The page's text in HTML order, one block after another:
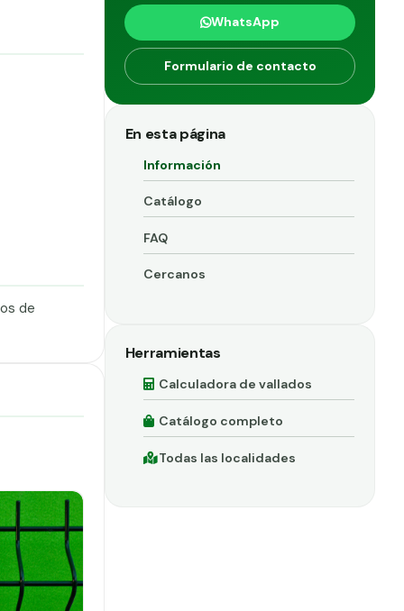
de
WhatsApp
Formulario de contacto
En esta página
Información
Catálogo
FAQ
Cercanos
Herramientas
Calculadora de vallados
Catálogo completo
Todas las localidades